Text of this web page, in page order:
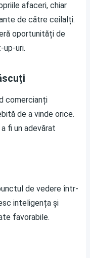
afaceri, chiar
de către ceilalți.
oportunități de
uri.
comercianți
de a vinde orice.
fi un adevărat
de vedere într-
inteligența și
favorabile.